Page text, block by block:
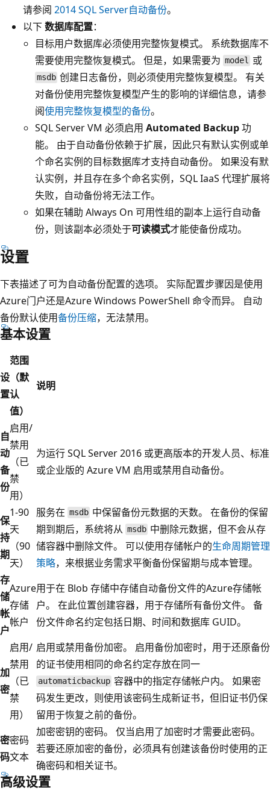
请参阅 2014 SQL Server自动备份。
以下数据库配置：
目标用户数据库必须使用完整恢复模式。 系统数据库不
需要使用完整恢复模式。 但是，如果需要为 model 或
msdb 创建日志备份，则必须使用完整恢复模型。 有关
对备份使用完整恢复模型产生的影响的详细信息，请参
阅使用完整恢复模型的备份。
SQL Server VM 必须启用 Automated Backup功
能。 由于自动备份依赖于扩展，因此只有默认实例或单
个命名实例的目标数据库才支持自动备份。 如果没有默
认实例，并且存在多个命名实例，SQL IaaS 代理扩展将
失败，自动备份将无法工作。
如果在辅助 Always On 可用性组的副本上运行自动备
份，则该副本必须处于可读模式才能使备份成功。
设置
下表描述了可为自动备份配置的选项。 实际配置步骤因是使用
Azure门户还是Azure Windows PowerShell 命令而异。 自动
备份默认使用备份压缩，无法禁用。
基本设置
设
置
范围
（默
认
值）
说明
自
动
备
份
启用/
禁用
（已
禁
用）
为运行 SQL Server 2016 或更高版本的开发人员、标准
或企业版的 Azure VM 启用或禁用自动备份。
保
持
期
1-90
天
（90
天）
服务在 msdb 中保留备份元数据的天数。 在备份的保留
期到期后，系统将从 msdb 中删除元数据，但不会从存
储容器中删除文件。 可以使用存储帐户的生命周期管理
策略，来根据业务需求平衡备份保留期与成本管理。
存
储
帐
户
Azure
存储
帐户
用于在 Blob 存储中存储自动备份文件的Azure存储帐
户。 在此位置创建容器，用于存储所有备份文件。 备
份文件命名约定包括日期、时间和数据库 GUID。
加
密
启用/
禁用
（已
禁
用）
启用或禁用备份加密。 启用备份加密时，用于还原备份
的证书使用相同的命名约定存放在同一
automaticbackup 容器中的指定存储帐户内。 如果密
码发生更改，则使用该密码生成新证书，但旧证书仍保
留用于恢复之前的备份。
密
码
密码
文本
加密密钥的密码。 仅当启用了加密时才需要此密码。
若要还原加密的备份，必须具有创建该备份时使用的正
确密码和相关证书。
高级设置